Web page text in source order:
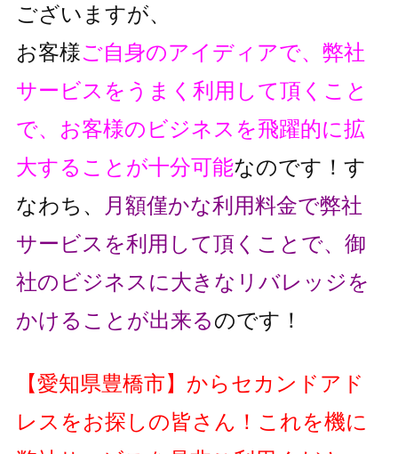
ございますが、
お客様ご自身のアイディアで、弊社
サービスをうまく利用して頂くこと
で、 お客様のビジネスを飛躍的に拡
大することが十分可能なのです！ す
なわち、
月額僅かな利用料金で弊社
サービスを利用して頂くことで、 御
社のビジネスに大きなリバレッジを
かけることが出来るのです！
【愛知県豊橋市】 からセカンドアド
レスをお探しの皆さん！これを機に